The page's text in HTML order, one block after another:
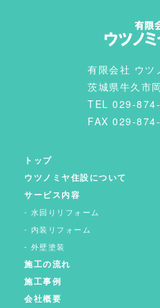
有限会社 ウツ
茨城県牛久市
TEL 029-
FAX 029-
トップ
ウツノミヤ住設について
サービス内容
水回りリフォーム
内装リフォーム
外壁塗装
施工の流れ
施工事例
会社概要